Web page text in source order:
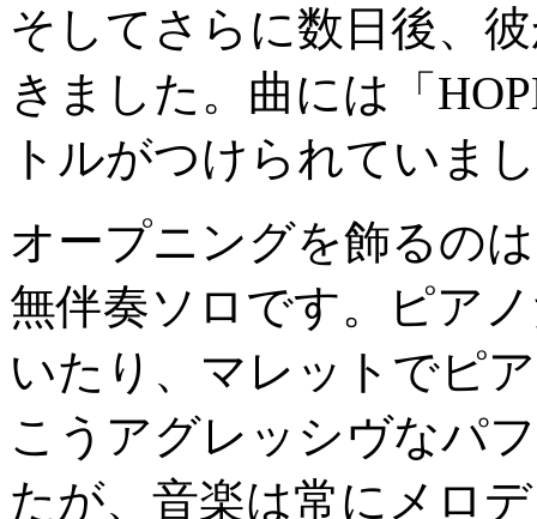
そしてさらに数日後、
きました。曲には「
トルがつけられていま
オープニングを飾るの
無伴奏ソロです。ピア
いたり、マレットでピ
こうアグレッシヴなパ
たが、音楽は常にメロ